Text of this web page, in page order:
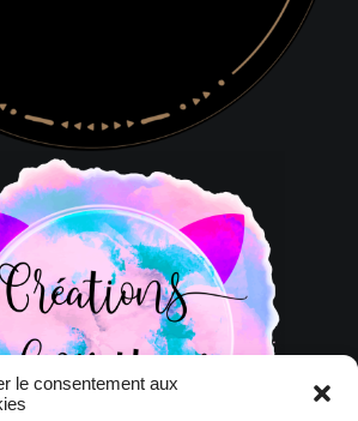
le consentement aux